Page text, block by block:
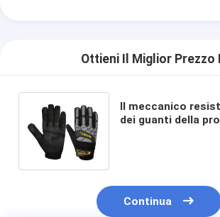
Ottieni Il Miglior Prezzo
Il meccanico
dei guanti della
Continua